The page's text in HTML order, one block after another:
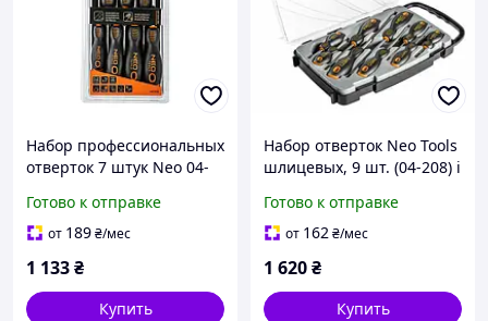
Набор профессиональных
отверток 7 штук Neo 04-
Готово к отправке
от 189₴/мес
1 133₴
Купить
Набор отверток Neo Tools
шлицевых, 9 шт. (04-208) i
Готово к отправке
от 162₴/мес
1 620₴
Купить